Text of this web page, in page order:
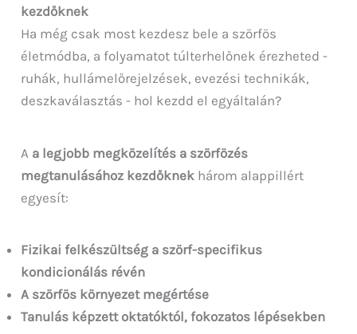
kezdőknek
Ha még csak most kezdesz bele a szörfös
életmódba, a folyamatot túlterhelőnek érezheted -
ruhák, hullámelőrejelzések, evezési technikák,
deszkaválasztás - hol kezdd el egyáltalán?
A a legjobb megközelítés a szörfözés
megtanulásához kezdőknek három alappillért
egyesít:
Fizikai felkészültség a szörf-specifikus
kondicionálás révén
A szörfös környezet megértése
Tanulás képzett oktatóktól, fokozatos lépésekben